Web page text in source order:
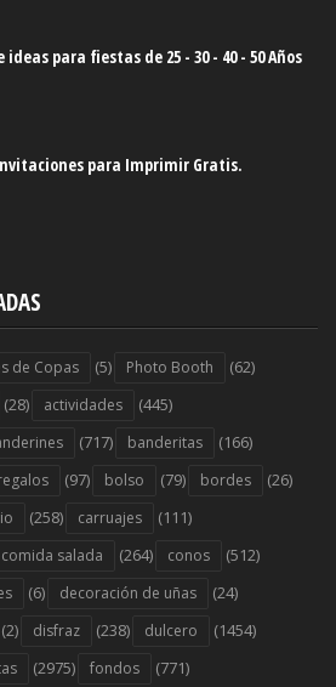
ideas para fiestas de 25 - 30 - 40 - 50 Años
para Imprimir Gratis.
de Copas (5) Photo Booth (62)
(28) actividades (445)
(717) banderitas (166)
(97) bolso (79) bordes (26)
(258) carruajes (111)
comida salada (264) conos (512)
(6) decoración de uñas (24)
(2) disfraz (238) dulcero (1454)
(2975) fondos (771)